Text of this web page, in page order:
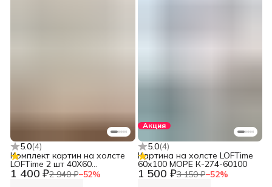
5.0(4)
1 400 ₽2 940 ₽−52%
Комплект картин на холсте
LOFTime 2 шт 40Х60
Абстракция пятна беж зел
КC-1901-4060
Акция
5.0(4)
1 500 ₽3 150 ₽−52%
Картина на холсте LOFTime
60х100 МОРЕ К-274-60100